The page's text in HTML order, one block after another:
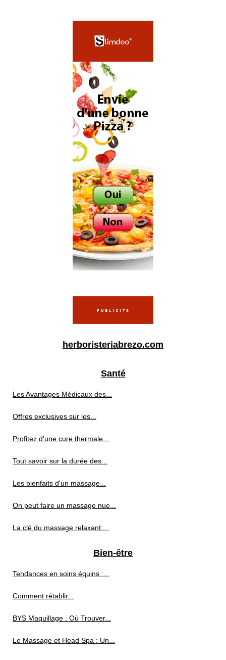
herboristeriabrezo.com
Santé
Les Avantages Médicaux des...
Offres exclusives sur les...
Profitez d'une cure thermale...
Tout savoir sur la durée des...
Les bienfaits d'un massage...
On peut faire un massage nue...
La clé du massage relaxant:...
Bien-être
Tendances en soins équins :...
Comment rétablir...
BYS Maquillage : Où Trouver...
Le Massage et Head Spa : Un...